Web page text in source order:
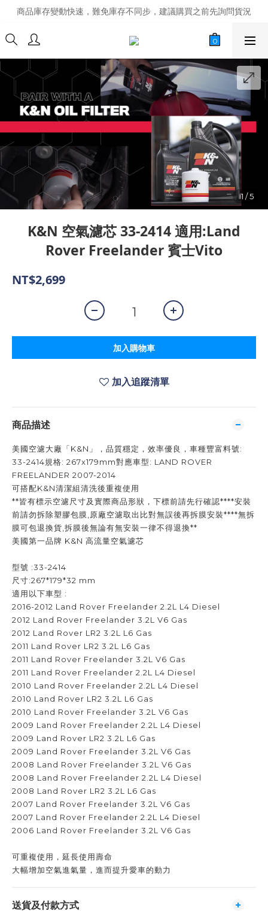
商品庫存變動快速，難免庫存不同步，建議購買之前先詢問貨況
商品庫存變動快速，難免庫存不同步，建議購買之前先詢問貨況
經營超過20年的改裝老字號，安全有保障
商品庫存變動快速，難免庫存不同步，建議購買之前先詢問貨況
K&N 空氣濾芯 33-2414 適用:Land
Rover Freelander 賓士Vito
NT$2,699
加入購物車
加入追蹤清單
商品描述
美國空濾大廠「K&N」，品質穩定，效率優良，車種豐富料號:
33-2414規格: 267x179mm對應車型: LAND ROVER
FREELANDER 2007-2014
可搭配K&N清潔組清洗後重複使用
**皆有標示空濾尺寸及實際商品形狀，下標前請先行確認****安裝
前請勿拆除塑膠包膜,原廠空濾取出比對無誤後再拆膜安裝****無拆
膜可包退換貨,拆膜後無論有無安裝一律不得退換**
美國第一品牌 K&N 高流量空氣濾芯
型號 :33-2414
尺寸:267*179*32 mm
適用以下車型 :
2016-2012 Land Rover Freelander 2.2L L4 Diesel
2012 Land Rover Freelander 3.2L V6 Gas
2012 Land Rover LR2 3.2L L6 Gas
2011 Land Rover LR2 3.2L L6 Gas
2011 Land Rover Freelander 3.2L V6 Gas
2011 Land Rover Freelander 2.2L L4 Diesel
2010 Land Rover Freelander 2.2L L4 Diesel
2010 Land Rover LR2 3.2L L6 Gas
2010 Land Rover Freelander 3.2L V6 Gas
2009 Land Rover Freelander 2.2L L4 Diesel
2009 Land Rover LR2 3.2L L6 Gas
2009 Land Rover Freelander 3.2L V6 Gas
2008 Land Rover Freelander 3.2L V6 Gas
2008 Land Rover Freelander 2.2L L4 Diesel
2008 Land Rover LR2 3.2L L6 Gas
2007 Land Rover Freelander 3.2L V6 Gas
2007 Land Rover Freelander 2.2L L4 Diesel
2006 Land Rover Freelander 3.2L V6 Gas
可重複使用，延長使用壽命
大幅增加空氣進氣量，進而提升愛車的動力
送貨及付款方式